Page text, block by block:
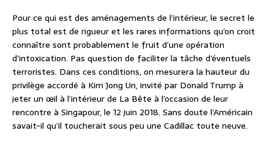
Pour ce qui est des aménagements de l’intérieur, le secret le
plus total est de rigueur et les rares informations qu’on croit
connaître sont probablement le fruit d’une opération
d’intoxication. Pas question de faciliter la tâche d’éventuels
terroristes. Dans ces conditions, on mesurera la hauteur du
privilège accordé à Kim Jong Un, invité par Donald Trump à
jeter un œil à l’intérieur de La Bête à l’occasion de leur
rencontre à Singapour, le 12 juin 2018. Sans doute l’Américain
savait-il qu’il toucherait sous peu une Cadillac toute neuve.